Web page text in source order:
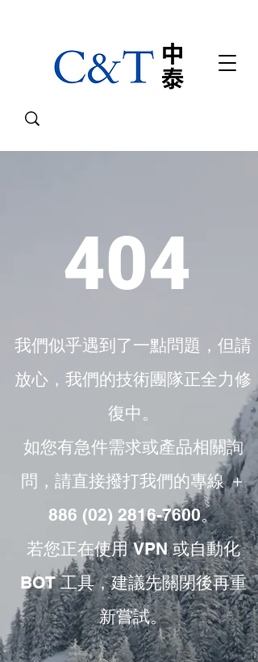
404
我們似乎遇到了一點問題，但請
放心，我們的技術團隊正全力修
復中。
如您有急件需求或產品相關詢
問，請直接撥打我們的專線 ＋
886 (02) 2816-7600。
若您正在使用 VPN 或自動化
BOT 工具，建議先關閉後再重
新嘗試。